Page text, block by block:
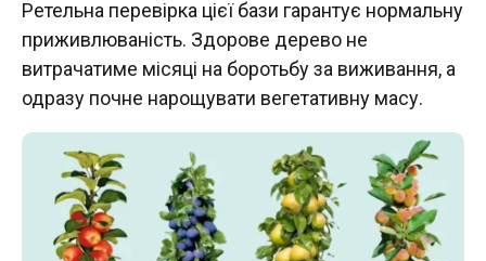
Ретельна перевірка цієї бази гарантує нормальну
приживлюваність. Здорове дерево не
витрачатиме місяці на боротьбу за виживання, а
одразу почне нарощувати вегетативну масу.